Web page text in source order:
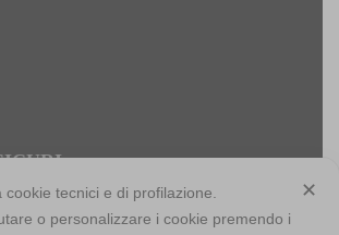
✕
tecnici e di profilazione.
o personalizzare i cookie premendo i